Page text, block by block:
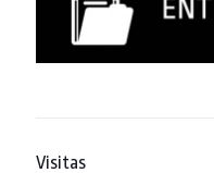
Visitas